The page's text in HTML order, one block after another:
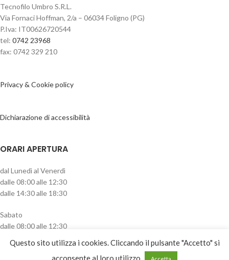
Tecnofilo Umbro S.R.L.
Via Fornaci Hoffman, 2/a – 06034 Foligno (PG)
P.Iva: IT00626720544
tel: 0742 23968
fax: 0742 329 210
Privacy & Cookie policy
Dichiarazione di accessibilità
ORARI APERTURA
dal Lunedì al Venerdì
dalle 08:00 alle 12:30
dalle 14:30 alle 18:30
Sabato
dalle 08:00 alle 12:30
Questo sito utilizza i cookies. Cliccando il pulsante "Accetto" si
acconsente al loro utilizzo